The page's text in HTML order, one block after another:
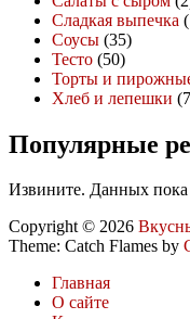
Сладкая выпечка
Соусы (35)
Тесто (50)
Торты и
Хлеб и лепешки
Популярные
Извините. Данных пока
Copyright © 2026
Theme: Catch Flames by
Главная
О сайте